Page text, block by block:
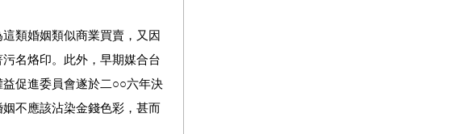
類婚姻類似商業買賣，又因
名烙印。此外，早期媒合台
促進委員會遂於二○○六年決
不應該沾染金錢色彩，甚而